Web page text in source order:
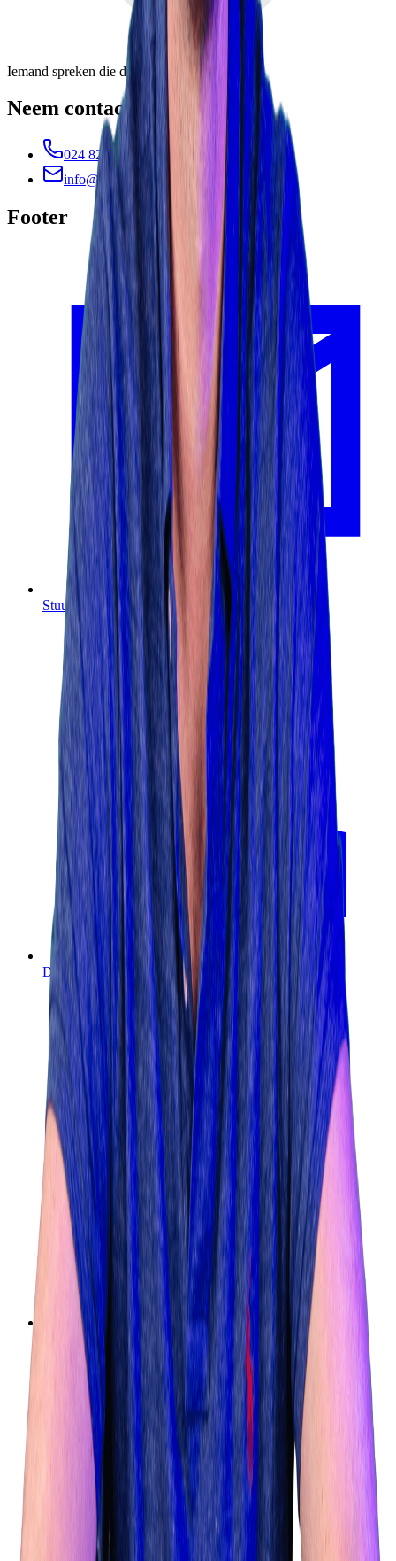
Iemand spreken die de diepte in kan?
Neem contact op met Nick
024 820 02 31
info@webbio.nl
Footer
Stuur een mail info@webbio.nl
Direct bellen 024 820 02 31
Ons adres Kerkenbos 1057 6546 BB Nijmegen